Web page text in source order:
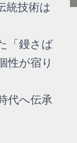
統技術は
「鏝さば
性が宿り
代へ伝承